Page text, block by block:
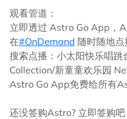
观看管道：
立即透过 Astro Go App，
在#OnDemand 随时随地点
搜索点播：小太阳快乐唱跳
Collection/新童童欢乐园
Astro Go App免费给所有
还没签购Astro? 立即签购吧